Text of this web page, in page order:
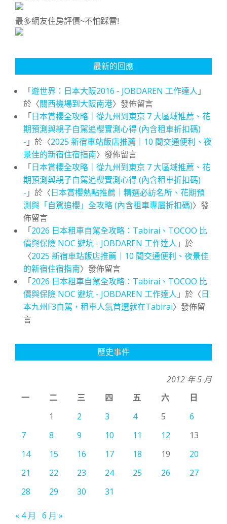
最多網友住房評價~不怕踩雷!
最新的回應
「遊世界：日本大阪2016 - JOBDAREN 工作達人 」
於〈關西機場到大阪南港〉發佈留言
「日本賞櫻全攻略｜從九州到東京 7 大區域推薦、花
期預測與親子自駕追櫻實測心得 (內含租車折扣碼)
- 」於〈2025 新宿車站飯店推薦｜10 間交通便利、夜
景佳的新宿住宿指南〉發佈留言
「日本賞櫻全攻略｜從九州到東京 7 大區域推薦、花
期預測與親子自駕追櫻實測心得 (內含租車折扣碼)
- 」於〈日本賞櫻熱點推薦｜精選必訪名所、花期預
測與「自駕追櫻」全攻略 (內含租車專屬折扣碼)〉發
佈留言
「2026 日本租車自駕全攻略：Tabirai、TOCOO 比
價與保險 NOC 避坑 - JOBDAREN 工作達人 」於
〈2025 新宿車站飯店推薦｜10 間交通便利、夜景佳
的新宿住宿指南〉發佈留言
「2026 日本租車自駕全攻略：Tabirai、TOCOO 比
價與保險 NOC 避坑 - JOBDAREN 工作達人 」於〈日
本九州F3自駕，租車人氣首選就在Tabirai〉發佈留
言
歷史事件
2012 年 5 月
一
二 三 四 五 六
日
1
2 3 4 5
6
7
8 9 10 11 12
13
14
15 16 17 18 19
20
21
22 23 24 25 26
27
28
29 30 31
« 4 月 6 月 »